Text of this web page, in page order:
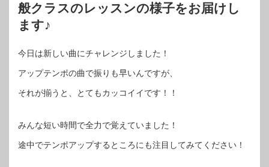
般クラスのレッスンの様子をお届けし
ます♪
今日は新しい曲にチャレンジしました！
アップテンポの曲で振りも早いんですが、
それが揃うと、とてもカッコイイです！！
みんな短い時間で全力で覚えていました！
途中でテンポアップするところにも注目してみてください！